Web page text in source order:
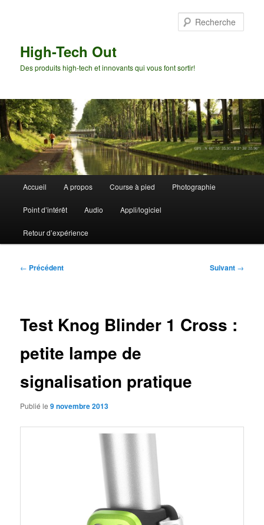
High-Tech Out
Des produits high-tech et innovants qui vous font sortir!
principal
Accueil A propos Course à pied Photographie
Point d’intérêt Audio Appli/logiciel
Retour d’expérience
Navigation
← Précédent Suivant →
Test Knog Blinder 1 Cross :
petite lampe de
signalisation pratique
Publié le9 novembre 2013